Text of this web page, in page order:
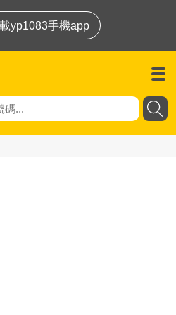
yp1083手機app